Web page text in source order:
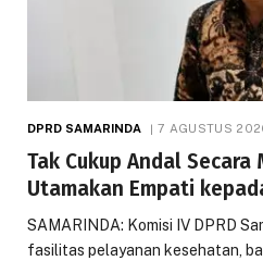
DPRD SAMARINDA 7 AGUSTUS
Tak Cukup Andal
Utamakan Empati
SAMARINDA: Komisi IV DPRD
fasilitas pelayanan kesehatan,